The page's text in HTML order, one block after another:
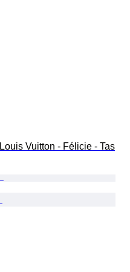
Louis Vuitton - Félicie - Tas